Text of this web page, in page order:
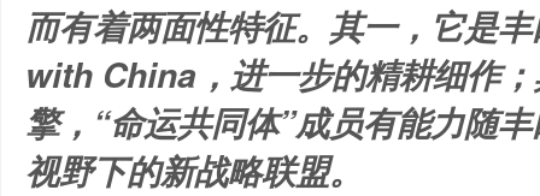
而有着两面性特征。其一，它是
with China，进一步的精耕细作
擎，“命运共同体”成员有能力随
视野下的新战略联盟。